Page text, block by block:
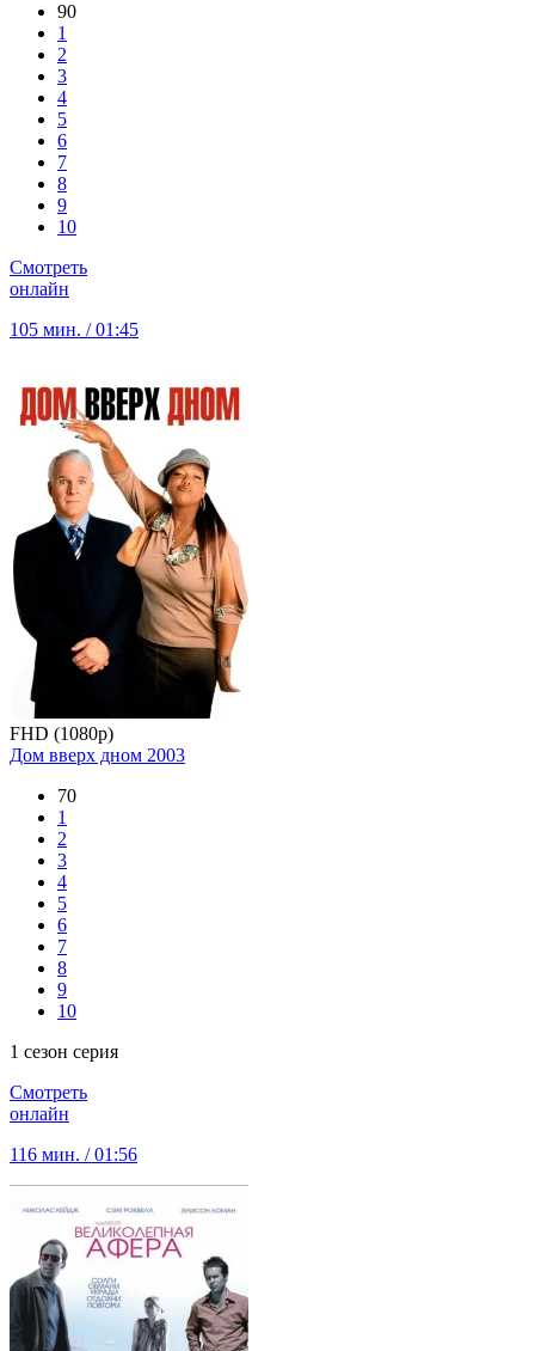
90
1
2
3
4
5
6
7
8
9
10
Смотреть
онлайн
105 мин. / 01:45
FHD (1080p)
Дом вверх дном 2003
70
1
2
3
4
5
6
7
8
9
10
1 сезон серия
Смотреть
онлайн
116 мин. / 01:56